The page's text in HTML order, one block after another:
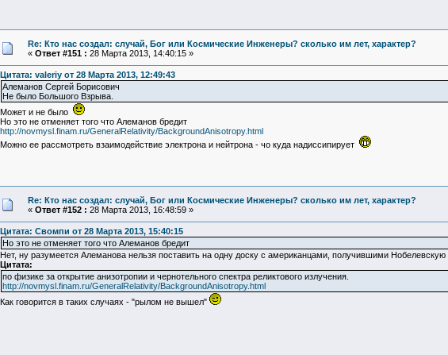
Re: Кто нас создал: случай, Бог или Космические Инженеры? сколько им лет, характер?
« Ответ #151 : 28 Марта 2013, 14:40:15 »
Цитата: valeriy от 28 Марта 2013, 12:49:43
Алеманов Сергей Борисович
Не было Большого Взрыва.
Может и не было
Но это не отменяет того что Алеманов бредит
http://novmysl.finam.ru/GeneralRelativity/BackgroundAnisotropy.html
Можно ее рассмотреть взаимодействие электрона и нейтрона - чо куда надиссипирует
Re: Кто нас создал: случай, Бог или Космические Инженеры? сколько им лет, характер?
« Ответ #152 : 28 Марта 2013, 16:48:59 »
Цитата: Свомпи от 28 Марта 2013, 15:40:15
Но это не отменяет того что Алеманов бредит
Нет, ну разумеется Алеманова нельзя поставить на одну доску с американцами, получившими
Цитата:
по физике за открытие анизотропии и чернотельного спектра реликтового излучения.
http://novmysl.finam.ru/GeneralRelativity/BackgroundAnisotropy.html
Как говорится в таких случаях - "рылом не вышел"